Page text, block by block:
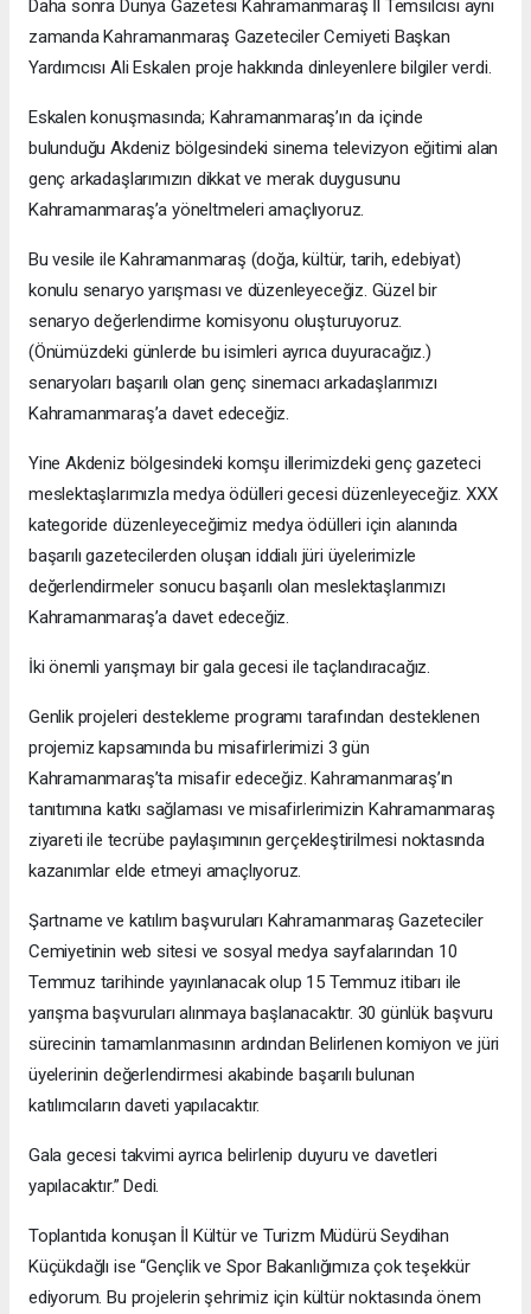
Daha sonra Dünya Gazetesi Kahramanmaraş İl Temsilcisi aynı
zamanda Kahramanmaraş Gazeteciler Cemiyeti Başkan
Yardımcısı Ali Eskalen proje hakkında dinleyenlere bilgiler verdi.
Eskalen konuşmasında; Kahramanmaraş’ın da içinde
bulunduğu Akdeniz bölgesindeki sinema televizyon eğitimi alan
genç arkadaşlarımızın dikkat ve merak duygusunu
Kahramanmaraş’a yöneltmeleri amaçlıyoruz.
Bu vesile ile Kahramanmaraş (doğa, kültür, tarih, edebiyat)
konulu senaryo yarışması ve düzenleyeceğiz. Güzel bir
senaryo değerlendirme komisyonu oluşturuyoruz.
(Önümüzdeki günlerde bu isimleri ayrıca duyuracağız.)
senaryoları başarılı olan genç sinemacı arkadaşlarımızı
Kahramanmaraş’a davet edeceğiz.
Yine Akdeniz bölgesindeki komşu illerimizdeki genç gazeteci
meslektaşlarımızla medya ödülleri gecesi düzenleyeceğiz. XXX
kategoride düzenleyeceğimiz medya ödülleri için alanında
başarılı gazetecilerden oluşan iddialı jüri üyelerimizle
değerlendirmeler sonucu başarılı olan meslektaşlarımızı
Kahramanmaraş’a davet edeceğiz.
İki önemli yarışmayı bir gala gecesi ile taçlandıracağız.
Genlik projeleri destekleme programı tarafından desteklenen
projemiz kapsamında bu misafirlerimizi 3 gün
Kahramanmaraş’ta misafir edeceğiz. Kahramanmaraş’ın
tanıtımına katkı sağlaması ve misafirlerimizin Kahramanmaraş
ziyareti ile tecrübe paylaşımının gerçekleştirilmesi noktasında
kazanımlar elde etmeyi amaçlıyoruz.
Şartname ve katılım başvuruları Kahramanmaraş Gazeteciler
Cemiyetinin web sitesi ve sosyal medya sayfalarından 10
Temmuz tarihinde yayınlanacak olup 15 Temmuz itibarı ile
yarışma başvuruları alınmaya başlanacaktır. 30 günlük başvuru
sürecinin tamamlanmasının ardından Belirlenen komiyon ve jüri
üyelerinin değerlendirmesi akabinde başarılı bulunan
katılımcıların daveti yapılacaktır.
Gala gecesi takvimi ayrıca belirlenip duyuru ve davetleri
yapılacaktır.” Dedi.
Toplantıda konuşan İl Kültür ve Turizm Müdürü Seydihan
Küçükdağlı ise “Gençlik ve Spor Bakanlığımıza çok teşekkür
ediyorum. Bu projelerin şehrimiz için kültür noktasında önem